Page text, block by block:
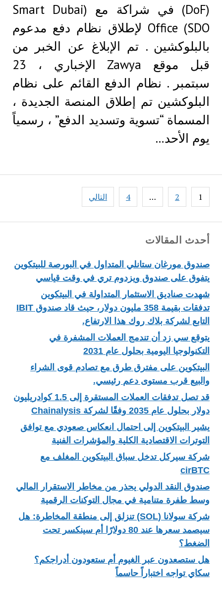
أحدث المقالات
صندوق مورغان ستانلي المتداول في البورصة للبيتكوين
يتفوق على صندوق ويزدوم تري في وقت قياسي
شهدت صناديق الاستثمار المتداولة في البيتكوين
تدفقات بقيمة 358 مليون دولار، حيث قاد صندوق IBIT
التابع لشركة بلاك روك هذا الارتفاع.
يتوقع سي زد أن تندمج العملات المشفرة في
التكنولوجيا اليومية بحلول عام 2031
البيتكوين على مفترق طرق مع تصادم قوى الشراء
والبيع قرب مستوى دعم رئيسي.
قد تصل تدفقات العملات المستقرة إلى 1.5 كوادريليون
دولار بحلول عام 2035 وفقًا لشركة Chainalysis
يشير البيتكوين إلى احتمال انعكاس صعودي مع توافق
التوترات الاقتصادية الكلية والمؤشرات الفنية
شركة سيركل تدخل سباق البيتكوين المغلف مع
cirBTC
صندوق النقد الدولي يحذر من مخاطر الاستقرار المالي
وسط طفرة متنامية في مجال التوكنات الرقمية
شركة سولانا (SOL) تنزلق إلى منطقة المخاطرة: هل
سيصمد سعرها عند 80 دولارًا أم سينكسر تحت
الضغط؟
هل ستصعدون عبر الغيوم أم ستعودون أدراجكم؟
سكاي تواجه اختباراً حاسماً
(DoF) في شراكة مع (Smart Dubai
Office (SDO لإطلاق نظام دفع مدعوم
بالبلوكشين . تم الإبلاغ عن الخبر من
قبل موقع Zawya الإخباري ، 23
سبتمبر . نظام الدفع القائم على نظام
البلوكشين تم إطلاق المنصة الجديدة ،
المسماة “تسوية وتسديد الدفع” ، رسمياً
يوم الأحد…
Posts
pagination
1
2
…
4 التالي